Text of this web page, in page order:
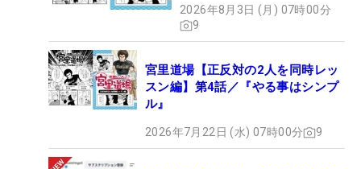
2026年8月3日 (月) 07時00分
9
宮里道場【正反対の2人を同時レッ
スン編】第4話／『やる事はシンプ
ル』
2026年7月22日 (水) 07時00分 9